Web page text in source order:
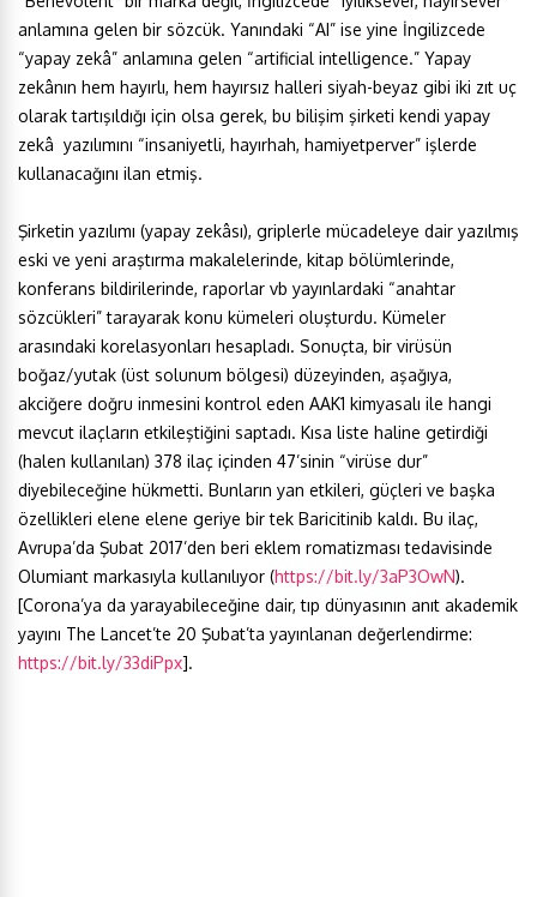
anlamına gelen bir sözcük. Yanındaki “AI” ise yine İngilizcede
“yapay zekâ” anlamına gelen “artificial intelligence.” Yapay
zekânın hem hayırlı, hem hayırsız halleri siyah-beyaz gibi iki zıt uç
olarak tartışıldığı için olsa gerek, bu bilişim şirketi kendi yapay
zekâ yazılımını “insaniyetli, hayırhah, hamiyetperver” işlerde
kullanacağını ilan etmiş.
Şirketin yazılımı (yapay zekâsı), griplerle mücadeleye dair yazılmış
eski ve yeni araştırma makalelerinde, kitap bölümlerinde,
konferans bildirilerinde, raporlar vb yayınlardaki “anahtar
sözcükleri” tarayarak konu kümeleri oluşturdu. Kümeler
arasındaki korelasyonları hesapladı. Sonuçta, bir virüsün
boğaz/yutak (üst solunum bölgesi) düzeyinden, aşağıya,
akciğere doğru inmesini kontrol eden AAK1 kimyasalı ile hangi
mevcut ilaçların etkileştiğini saptadı. Kısa liste haline getirdiği
(halen kullanılan) 378 ilaç içinden 47’sinin “virüse dur”
diyebileceğine hükmetti. Bunların yan etkileri, güçleri ve başka
özellikleri elene elene geriye bir tek Baricitinib kaldı. Bu ilaç,
Avrupa’da Şubat 2017’den beri eklem romatizması tedavisinde
Olumiant markasıyla kullanılıyor (https://bit.ly/3aP3OwN).
[Corona’ya da yarayabileceğine dair, tıp dünyasının anıt akademik
yayını The Lancet’te 20 Şubat’ta yayınlanan değerlendirme:
https://bit.ly/33diPpx].